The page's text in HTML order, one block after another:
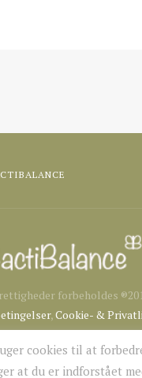
forbeholdes
, Cookie- &
cookies til at
at du er indforstået